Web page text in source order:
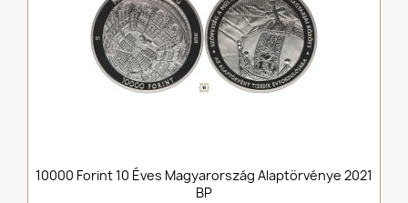
10000 Forint 10 Éves Magyarország Alaptörvénye 2021
BP